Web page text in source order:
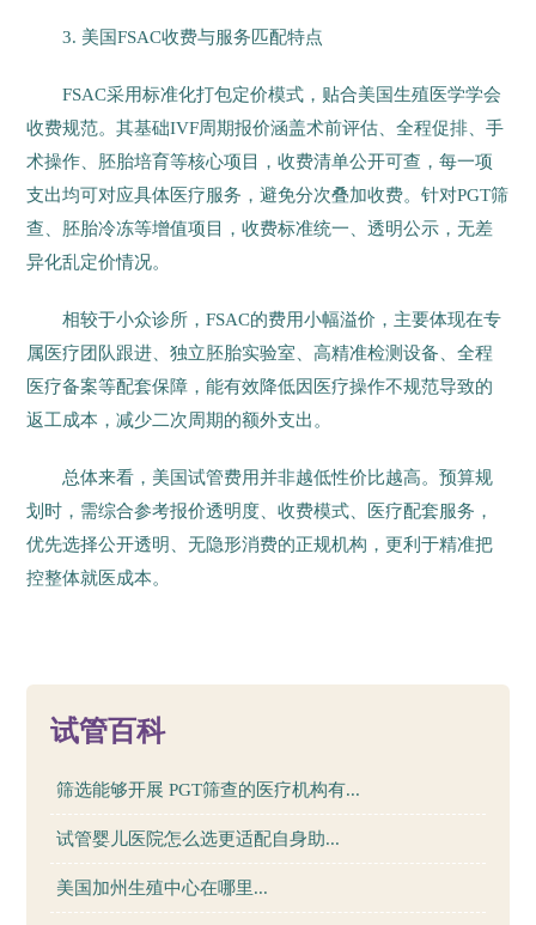
3. 美国FSAC收费与服务匹配特点
FSAC采用标准化打包定价模式，贴合美国生殖医学学会
收费规范。其基础IVF周期报价涵盖术前评估、全程促排、手
术操作、胚胎培育等核心项目，收费清单公开可查，每一项
支出均可对应具体医疗服务，避免分次叠加收费。针对PGT筛
查、胚胎冷冻等增值项目，收费标准统一、透明公示，无差
异化乱定价情况。
相较于小众诊所，FSAC的费用小幅溢价，主要体现在专
属医疗团队跟进、独立胚胎实验室、高精准检测设备、全程
医疗备案等配套保障，能有效降低因医疗操作不规范导致的
返工成本，减少二次周期的额外支出。
总体来看，美国试管费用并非越低性价比越高。预算规
划时，需综合参考报价透明度、收费模式、医疗配套服务，
优先选择公开透明、无隐形消费的正规机构，更利于精准把
控整体就医成本。
试管百科
筛选能够开展 PGT筛查的医疗机构有...
试管婴儿医院怎么选更适配自身助...
美国加州生殖中心在哪里...